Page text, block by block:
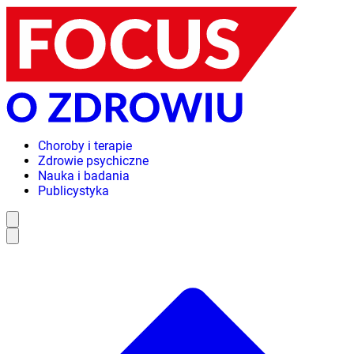
Choroby i terapie
Zdrowie psychiczne
Nauka i badania
Publicystyka